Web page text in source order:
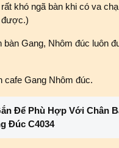
khó ngã bàn khi có va
được.)
bàn Gang, Nhôm đúc luôn
cafe Gang Nhôm đúc.
Để Phù Hợp Với Chân
Đúc C4034